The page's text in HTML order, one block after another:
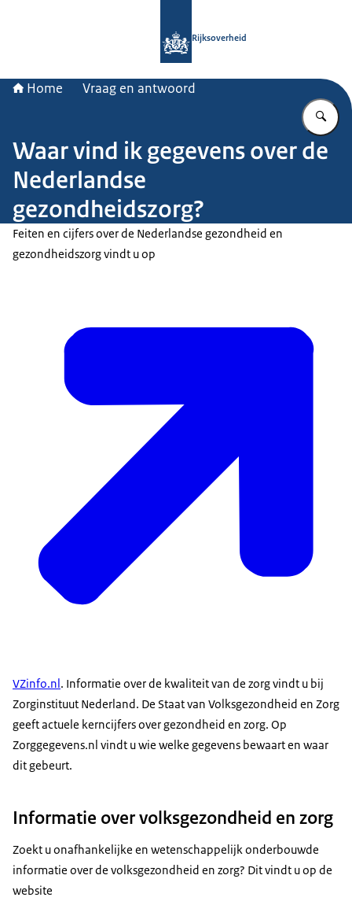
Rijksoverheid
Home Vraag en antwoord
Waar vind ik gegevens over de
Nederlandse
gezondheidszorg?
Feiten en cijfers over de Nederlandse gezondheid en
gezondheidszorg vindt u op
VZinfo.nl. Informatie over de kwaliteit van de zorg vindt u bij
Zorginstituut Nederland. De Staat van Volksgezondheid en Zorg
geeft actuele kerncijfers over gezondheid en zorg. Op
Zorggegevens.nl vindt u wie welke gegevens bewaart en waar
dit gebeurt.
Informatie over volksgezondheid en zorg
Zoekt u onafhankelijke en wetenschappelijk onderbouwde
informatie over de volksgezondheid en zorg? Dit vindt u op de
website